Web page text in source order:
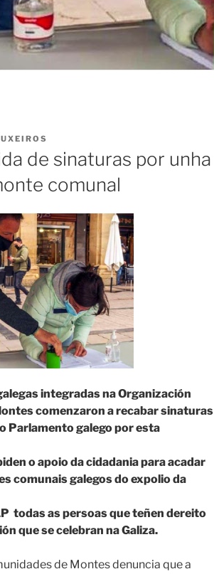
de sinaturas por unha
comunal
integradas na Organización
comenzaron a recabar sinaturas
Parlamento galego por esta
o apoio da cidadania para acadar
comunais galegos do expolio da
todas as persoas que teñen dereito
que se celebran na Galiza.
de Montes denuncia que a